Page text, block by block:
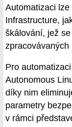
Automatizaci
Infrastructure,
škálování, jež
zpracovávaných
Pro
Autonomous
díky nim
parametry
v rámci